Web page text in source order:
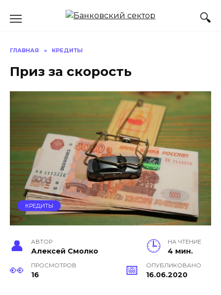
ГЛАВНАЯ » КРЕДИТЫ
Приз за скорость
КРЕДИТЫ
АВТОР
Алексей Смолко
НА ЧТЕНИЕ
4 мин.
ПРОСМОТРОВ
16
ОПУБЛИКОВАНО
16.06.2020